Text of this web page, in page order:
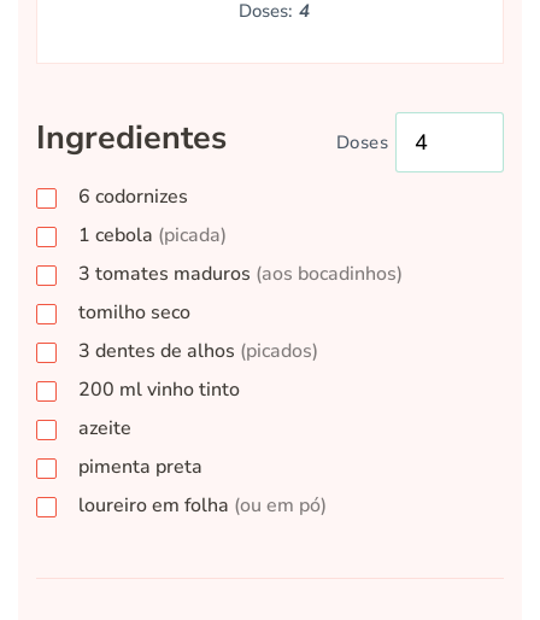
Doses: 4
Ingredientes Doses
6 codornizes
1 cebola (picada)
3 tomates maduros (aos bocadinhos)
tomilho seco
3 dentes de alhos (picados)
200 mlvinho tinto
azeite
pimenta preta
loureiro em folha (ou em pó)